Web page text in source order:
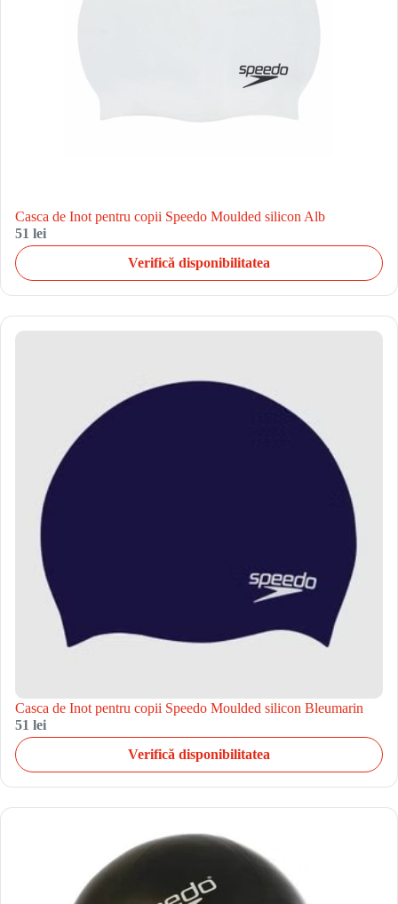
Casca de Inot pentru copii Speedo Moulded silicon Alb
51 lei
Verifică disponibilitatea
Casca de Inot pentru copii Speedo Moulded silicon Bleumarin
51 lei
Verifică disponibilitatea